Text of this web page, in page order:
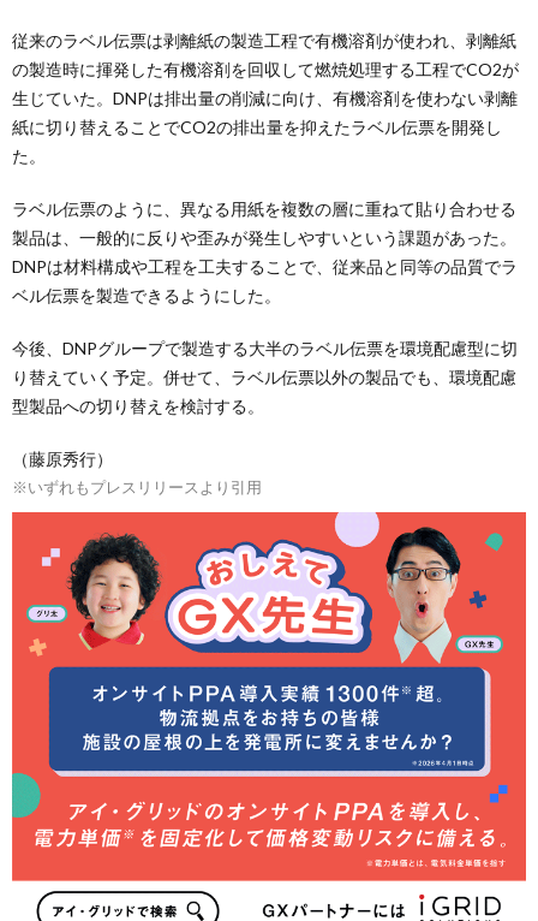
従来のラベル伝票は剥離紙の製造工程で有機溶剤が使われ、剥離紙
の製造時に揮発した有機溶剤を回収して燃焼処理する工程でCO2が
生じていた。DNPは排出量の削減に向け、有機溶剤を使わない剥離
紙に切り替えることでCO2の排出量を抑えたラベル伝票を開発し
た。
ラベル伝票のように、異なる用紙を複数の層に重ねて貼り合わせる
製品は、一般的に反りや歪みが発生しやすいという課題があった。
DNPは材料構成や工程を工夫することで、従来品と同等の品質でラ
ベル伝票を製造できるようにした。
今後、DNPグループで製造する大半のラベル伝票を環境配慮型に切
り替えていく予定。併せて、ラベル伝票以外の製品でも、環境配慮
型製品への切り替えを検討する。
（藤原秀行）
※いずれもプレスリリースより引用